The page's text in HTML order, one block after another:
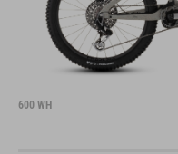
600 WH